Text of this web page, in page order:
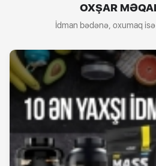
OXŞAR
İdman bədənə, oxumaq isə